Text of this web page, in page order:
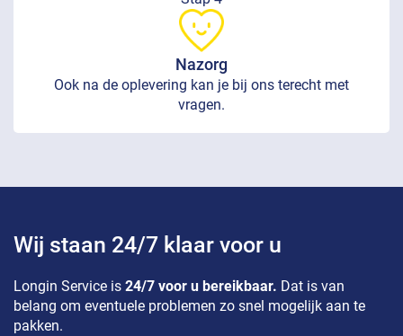
Nazorg
Ook na de oplevering kan je bij ons terecht met
vragen.
Wij staan 24/7 klaar voor u
Longin Service is 24/7 voor u bereikbaar. Dat is van
belang om eventuele problemen zo snel mogelijk aan te
pakken.